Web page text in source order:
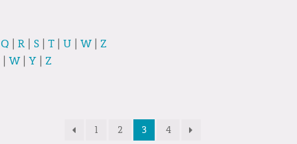
Q| R| S| T| U | W| Z
| W| Y| Z
1 2 3 4